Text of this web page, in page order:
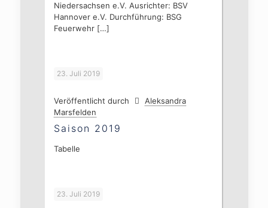
Niedersachsen e.V. Ausrichter: BSV
Hannover e.V. Durchführung: BSG
Feuerwehr[…]
23. Juli 2019
Veröffentlicht durch
Aleksandra
Marsfelden
Saison 2019
Tabelle
23. Juli 2019